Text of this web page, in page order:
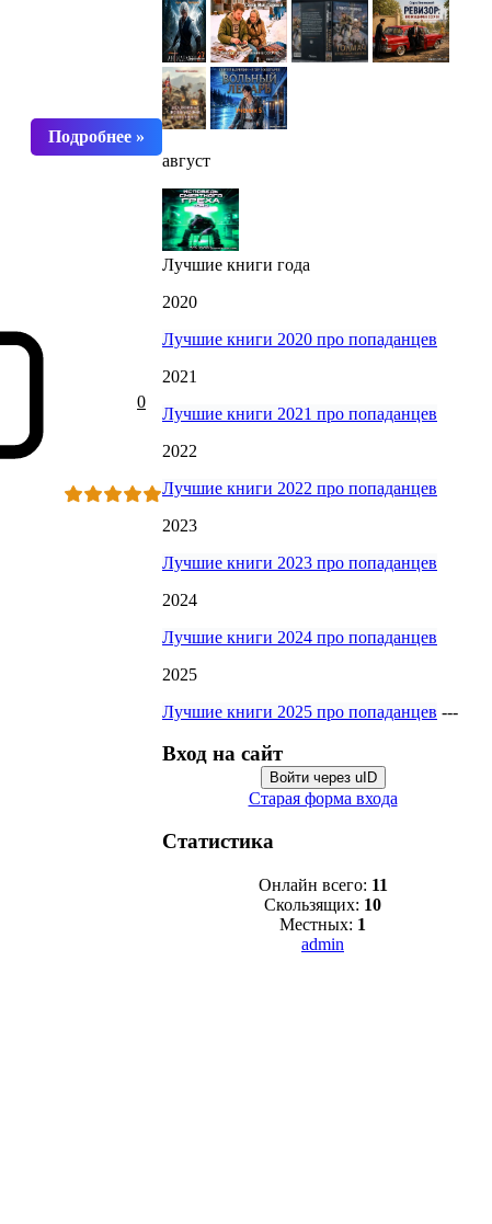
0
август
Лучшие книги года
2020
Лучшие книги 2020 про попаданцев
2021
Лучшие книги 2021 про попаданцев
2022
Лучшие книги 2022 про попаданцев
2023
Лучшие книги 2023 про попаданцев
2024
Лучшие книги 2024 про попаданцев
2025
Лучшие книги 2025 про попаданцев ---
Вход на сайт
Войти через uID
Старая форма входа
Статистика
Онлайн всего: 11
Скользящих: 10
Местных: 1
admin